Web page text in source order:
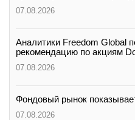
07.08.2026
Аналитики Freedom Global
рекомендацию по акциям
07.08.2026
Фондовый рынок
07.08.2026